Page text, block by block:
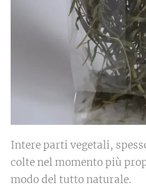
Intere parti vegetali,
colte nel momento più
modo del tutto naturale.